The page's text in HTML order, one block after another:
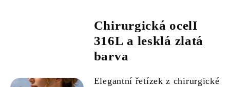
Chirurgická ocelI
316L a lesklá zlatá
barva
Elegantní řetízek z chirurgické